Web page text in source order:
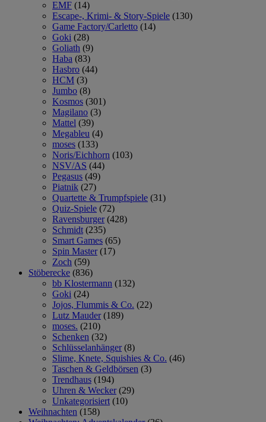
EMF (14)
Escape-, Krimi- & Story-Spiele (130)
Game Factory/Carletto (14)
Goki (28)
Goliath (9)
Haba (83)
Hasbro (44)
HCM (3)
Jumbo (8)
Kosmos (301)
Magilano (3)
Mattel (39)
Megableu (4)
moses (133)
Noris/Eichhorn (103)
NSV/AS (44)
Pegasus (49)
Piatnik (27)
Quartette & Trumpfspiele (31)
Quiz-Spiele (72)
Ravensburger (428)
Schmidt (235)
Smart Games (65)
Spin Master (17)
Zoch (59)
Stöberecke (836)
bb Klostermann (132)
Goki (24)
Jojos, Flummis & Co. (22)
Lutz Mauder (189)
moses. (210)
Schenken (32)
Schlüsselanhänger (8)
Slime, Knete, Squishies & Co. (46)
Taschen & Geldbörsen (3)
Trendhaus (194)
Uhren & Wecker (29)
Unkategorisiert (10)
Weihnachten (158)